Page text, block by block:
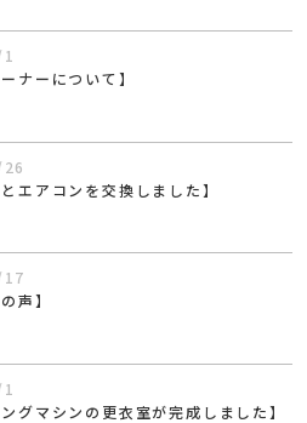
ーナーについて】
とエアコンを交換しました】
声】
ングマシンの更衣室が完成しました】